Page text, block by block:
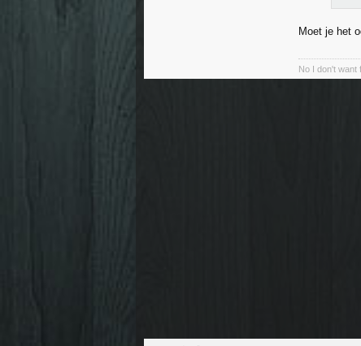
Moet je het
No I don't want